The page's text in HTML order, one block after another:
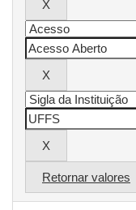
Retornar valores